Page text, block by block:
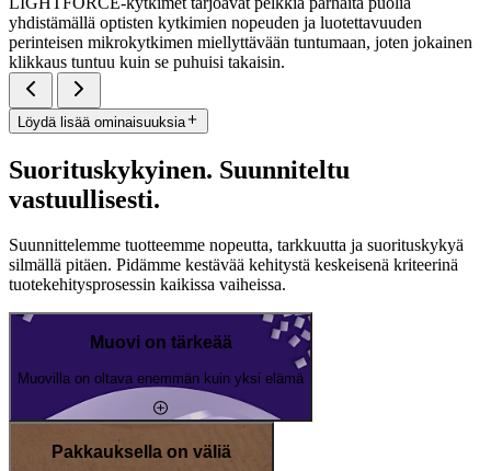
yhdistämällä optisten kytkimien nopeuden ja luotettavuuden
perinteisen mikrokytkimen miellyttävään tuntumaan, joten jokainen
klikkaus tuntuu kuin se puhuisi takaisin.
Löydä lisää ominaisuuksia
Suorituskykyinen. Suunniteltu
vastuullisesti.
Suunnittelemme tuotteemme nopeutta, tarkkuutta ja suorituskykyä
silmällä pitäen. Pidämme kestävää kehitystä keskeisenä kriteerinä
tuotekehitysprosessin kaikissa vaiheissa.
Muovi on tärkeää
Muovilla on oltava enemmän kuin yksi elämä
Pakkauksella on väliä